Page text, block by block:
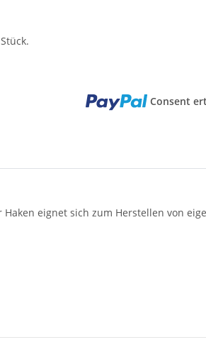
Consent
eignet sich zum Herstellen von